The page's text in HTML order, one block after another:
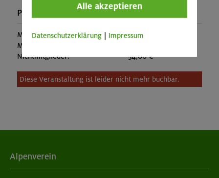
Preise:
Mitglieder:
30,00 €
Mitglieder anderer Sektion:
Nichtmitglieder:
54,00 €
Diese Veranstaltung ist leider nicht mehr buchbar.
Alpenverein
Alle akzeptieren
Datenschutzerklärung Impressum